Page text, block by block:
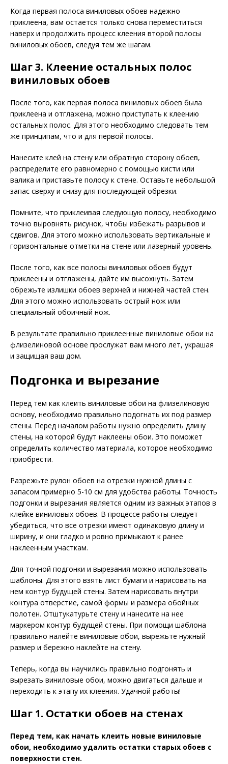
Когда первая полоса виниловых обоев надежно
приклеена, вам остается только снова переместиться
наверх и продолжить процесс клеения второй полосы
виниловых обоев, следуя тем же шагам.
Шаг 3. Клеение остальных полос
виниловых обоев
После того, как первая полоса виниловых обоев была
приклеена и отглажена, можно приступать к клеению
остальных полос. Для этого необходимо следовать тем
же принципам, что и для первой полосы.
Нанесите клей на стену или обратную сторону обоев,
распределите его равномерно с помощью кисти или
валика и приставьте полосу к стене. Оставьте небольшой
запас сверху и снизу для последующей обрезки.
Помните, что приклеивая следующую полосу, необходимо
точно выровнять рисунок, чтобы избежать разрывов и
сдвигов. Для этого можно использовать вертикальные и
горизонтальные отметки на стене или лазерный уровень.
После того, как все полосы виниловых обоев будут
приклеены и отглажены, дайте им высохнуть. Затем
обрежьте излишки обоев верхней и нижней частей стен.
Для этого можно использовать острый нож или
специальный обоичный нож.
В результате правильно приклеенные виниловые обои на
флизелиновой основе прослужат вам много лет, украшая
и защищая ваш дом.
Подгонка и вырезание
Перед тем как клеить виниловые обои на флизелиновую
основу, необходимо правильно подогнать их под размер
стены. Перед началом работы нужно определить длину
стены, на которой будут наклеены обои. Это поможет
определить количество материала, которое необходимо
приобрести.
Разрежьте рулон обоев на отрезки нужной длины с
запасом примерно 5-10 см для удобства работы. Точность
подгонки и вырезания является одним из важных этапов в
клейке виниловых обоев. В процессе работы следует
убедиться, что все отрезки имеют одинаковую длину и
ширину, и они гладко и ровно примыкают к ранее
наклеенным участкам.
Для точной подгонки и вырезания можно использовать
шаблоны. Для этого взять лист бумаги и нарисовать на
нем контур будущей стены. Затем нарисовать внутри
контура отверстие, самой формы и размера обойных
полотен. Отштукатурьте стену и нанесите на нее
маркером контур будущей стены. При помощи шаблона
правильно налейте виниловые обои, вырежьте нужный
размер и бережно наклейте на стену.
Теперь, когда вы научились правильно подгонять и
вырезать виниловые обои, можно двигаться дальше и
переходить к этапу их клеения. Удачной работы!
Шаг 1. Остатки обоев на стенах
Перед тем, как начать клеить новые виниловые
обои, необходимо удалить остатки старых обоев с
поверхности стен.